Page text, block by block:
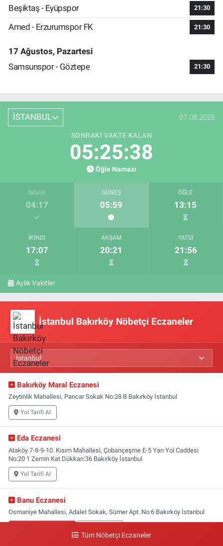
Beşiktaş - Eyüpspor 21:30
Amed - Erzurumspor FK 21:30
17 Ağustos, Pazartesi
Samsunspor - Göztepe
21:30
İSTANBUL 07.08.2026
SONRAKI VAKTE KALAN
05:25:38
Öğle Namazı
İMSAK
04:17
GÜNEŞ
05:59
ÖĞLE
13:15
İKINDI
17:07
AKŞAM
20:21
YATSI
21:56
Aylık Vakitler
İstanbul Bakırköy Nöbetçi Eczaneler
Bakırköy Maral Eczanesi
Zeytinlik Mahallesi, Pancar Sokak No:28 B Bakırköy İstanbul
Yol Tarifi Al
Eda Eczanesi
Ataköy 7-8-9-10. Kısım Mahallesi, Çobançeşme E-5 Yan Yol Caddesi
No:20 1 Zemin Kat Dükkan:36 Bakırköy İstanbul
Yol Tarifi Al
Banu Eczanesi
Osmaniye Mahallesi, Adalet Sokak, Sümer Apt. No:6 Bakırköy İstanbul
Tüm Nöbetçi Eczaneler